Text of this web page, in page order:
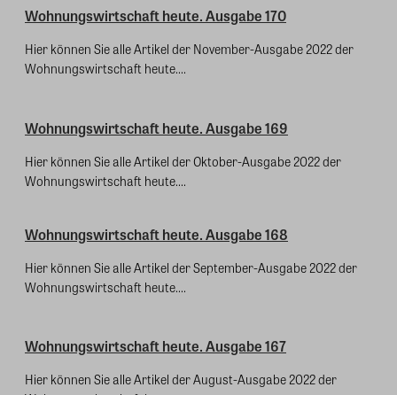
Wohnungswirtschaft heute. Ausgabe 170
Hier können Sie alle Artikel der November-Ausgabe 2022 der
Wohnungswirtschaft heute....
Wohnungswirtschaft heute. Ausgabe 169
Hier können Sie alle Artikel der Oktober-Ausgabe 2022 der
Wohnungswirtschaft heute....
Wohnungswirtschaft heute. Ausgabe 168
Hier können Sie alle Artikel der September-Ausgabe 2022 der
Wohnungswirtschaft heute....
Wohnungswirtschaft heute. Ausgabe 167
Hier können Sie alle Artikel der August-Ausgabe 2022 der